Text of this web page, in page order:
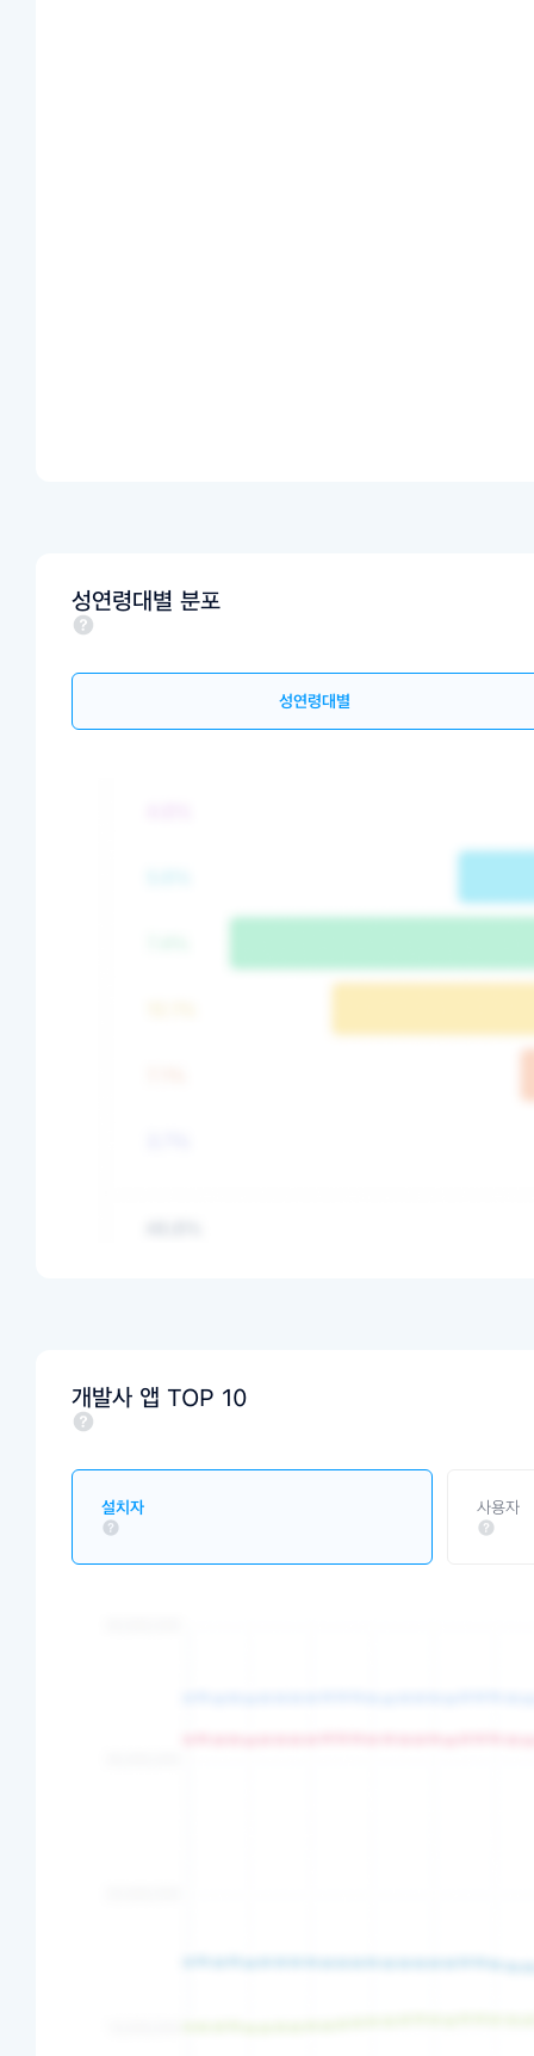
성연령대별 분포
성연령대별
개발사 앱 TOP 10
설치자 사용자